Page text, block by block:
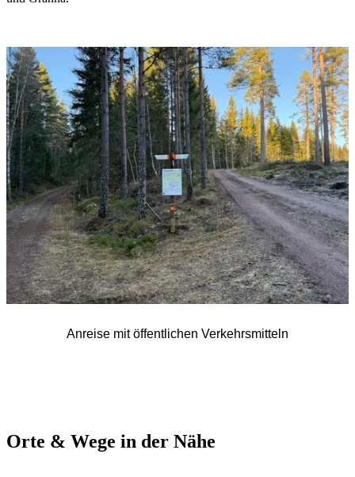
Bildergalerie
Anreise mit öffentlichen Verkehrsmitteln
Orte & Wege in der Nähe